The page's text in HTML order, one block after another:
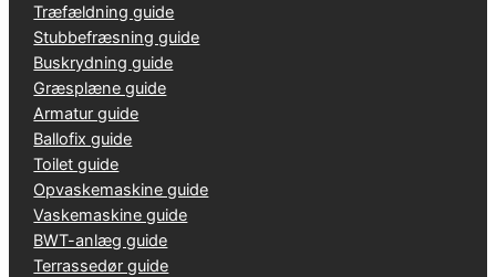
Træfældning guide
Stubbefræsning guide
Buskrydning guide
Græsplæne guide
Armatur guide
Ballofix guide
Toilet guide
Opvaskemaskine guide
Vaskemaskine guide
BWT-anlæg guide
Terrassedør guide